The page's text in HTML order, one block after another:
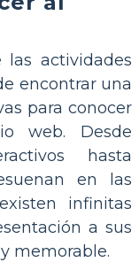
las actividades
encontrar una
para conocer
web. Desde
hasta
en las
infinitas
a sus
memorable.